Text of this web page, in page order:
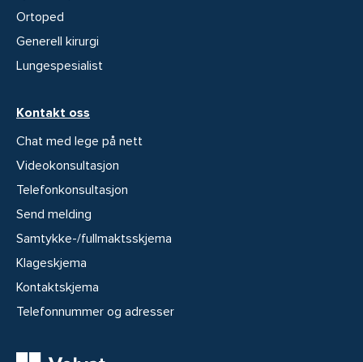
Ortoped
Generell kirurgi
Lungespesialist
Kontakt oss
Chat med lege på nett
Videokonsultasjon
Telefonkonsultasjon
Send melding
Samtykke-/fullmaktsskjema
Klageskjema
Kontaktskjema
Telefonnummer og adresser